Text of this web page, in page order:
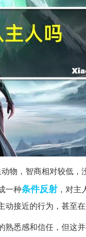
动物，智商相对较低
一种条件反射 ，对
接近的行为，甚至在
悉感和信任，但这